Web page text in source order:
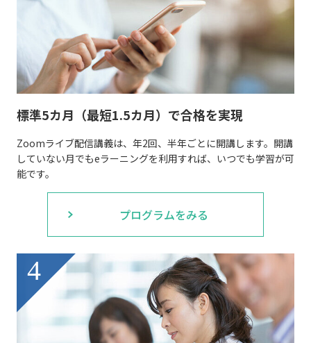
標準5カ月（最短1.5カ月）で合格を実現
Zoomライブ配信講義は、年2回、半年ごとに開講します。開講
していない月でもeラーニングを利用すれば、いつでも学習が可
能です。
プログラムをみる
4